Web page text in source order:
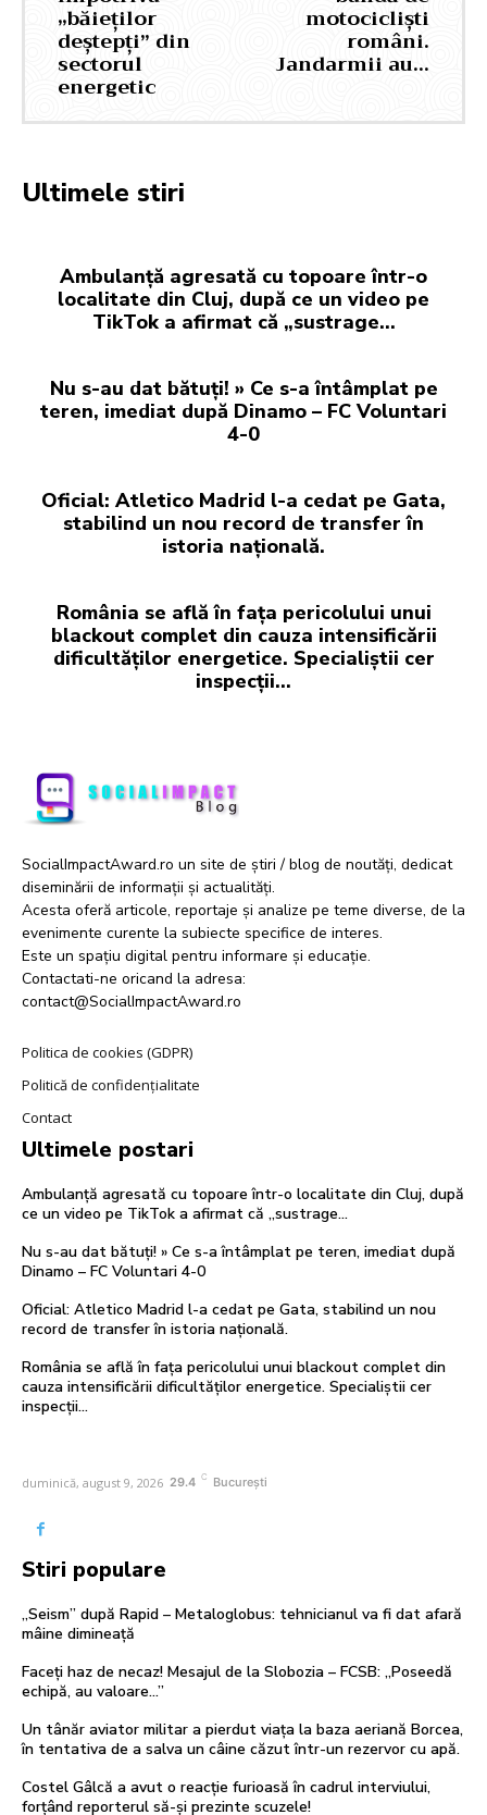
„băieților
deștepți” din
sectorul
energetic
motocicliști
români.
Jandarmii au…
Ultimele stiri
Ambulanță agresată cu topoare într-o
localitate din Cluj, după ce un video pe
TikTok a afirmat că „sustrage…
Nu s-au dat bătuți! » Ce s-a întâmplat pe
teren, imediat după Dinamo – FC Voluntari
4-0
Oficial: Atletico Madrid l-a cedat pe Gata,
stabilind un nou record de transfer în
istoria națională.
România se află în fața pericolului unui
blackout complet din cauza intensificării
dificultăților energetice. Specialiștii cer
inspecții…
SocialImpactAward.ro un site de știri / blog de noutăți, dedicat
diseminării de informații și actualități.
Acesta oferă articole, reportaje și analize pe teme diverse, de la
evenimente curente la subiecte specifice de interes.
Este un spațiu digital pentru informare și educație.
Contactati-ne oricand la adresa:
contact@SocialImpactAward.ro
Politica de cookies (GDPR)
Politică de confidențialitate
Contact
Ultimele postari
Ambulanță agresată cu topoare într-o localitate din Cluj, după
ce un video pe TikTok a afirmat că „sustrage…
Nu s-au dat bătuți! » Ce s-a întâmplat pe teren, imediat după
Dinamo – FC Voluntari 4-0
Oficial: Atletico Madrid l-a cedat pe Gata, stabilind un nou
record de transfer în istoria națională.
România se află în fața pericolului unui blackout complet din
cauza intensificării dificultăților energetice. Specialiștii cer
inspecții…
duminică, august 9, 2026 29.4 C București
Stiri populare
„Seism” după Rapid – Metaloglobus: tehnicianul va fi dat afară
mâine dimineață
Faceți haz de necaz! Mesajul de la Slobozia – FCSB: „Poseedă
echipă, au valoare…”
Un tânăr aviator militar a pierdut viața la baza aeriană Borcea,
în tentativa de a salva un câine căzut într-un rezervor cu apă.
Costel Gâlcă a avut o reacție furioasă în cadrul interviului,
forțând reporterul să-și prezinte scuzele!